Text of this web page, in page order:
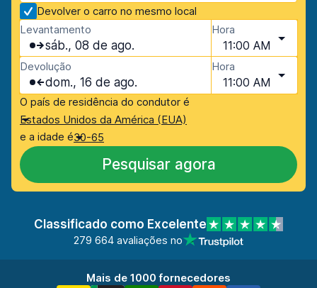
Devolver o carro no mesmo local
Levantamento
sáb., 08 de ago.
Hora
11:00 AM
Devolução
dom., 16 de ago.
Hora
11:00 AM
O país de residência do condutor é
Estados Unidos da América (EUA)
e a idade é30-65
Pesquisar agora
Classificado como Excelente
279 664 avaliações no
Mais de 1000 fornecedores